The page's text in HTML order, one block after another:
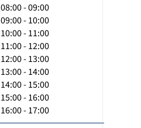
08:00 - 09:00
09:00 - 10:00
10:00 - 11:00
11:00 - 12:00
12:00 - 13:00
13:00 - 14:00
14:00 - 15:00
15:00 - 16:00
16:00 - 17:00